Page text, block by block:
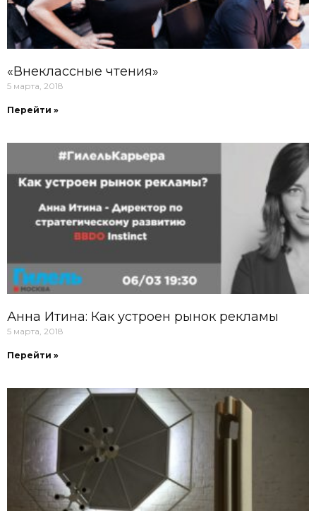
«Внеклассные чтения»
5 марта, 2018
Перейти »
Анна Итина: Как устроен рынок рекламы
5 марта, 2018
Перейти »